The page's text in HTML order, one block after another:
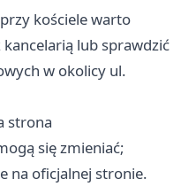
kościele warto
lub sprawdzić
w okolicy ul.
strona
się zmieniać;
na oficjalnej stronie.